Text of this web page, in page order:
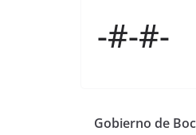
-#-#-
Gobierno de